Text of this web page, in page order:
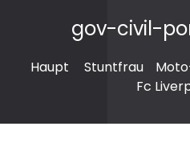
gov-civil-
Haupt Stuntfrau
Fc